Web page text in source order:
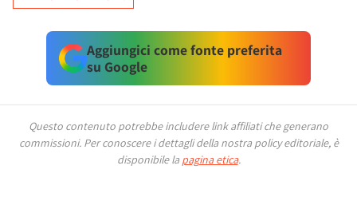
Aggiungici come fonte preferita
su Google
Questo contenuto potrebbe includere link affiliati che generano
commissioni. Per conoscere i dettagli della nostra policy editoriale, è
disponibile la pagina etica.